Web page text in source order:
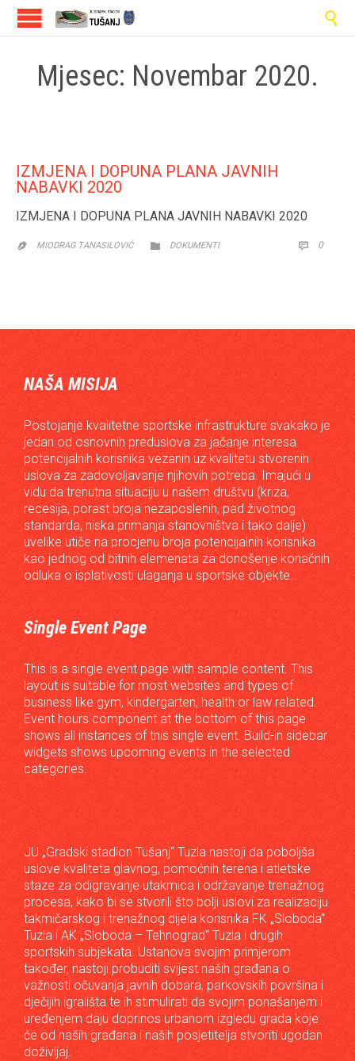

Mjesec: Novembar 2020.
IZMJENA I DOPUNA PLANA JAVNIH
NABAVKI 2020
IZMJENA I DOPUNA PLANA JAVNIH NABAVKI 2020
 MIODRAG TANASILOVIĆ  CATEGORY
DOKUMENTI  0
NAŠA MISIJA
Postojanje kvalitetne sportske infrastrukture svakako je
jedan od osnovnih preduslova za jačanje interesa
potencijalnih korisnika vezanih uz kvalitetu stvorenih
uslova za zadovoljavanje njihovih potreba. Imajući u
vidu da trenutna situaciju u našem društvu (kriza,
recesija, porast broja nezaposlenih, pad životnog
standarda, niska primanja stanovništva i tako dalje)
uvelike utiče na procjenu broja potencijalnih korisnika
kao jednog od bitnih elemenata za donošenje konačnih
odluka o isplativosti ulaganja u sportske objekte.
Single Event Page
This is a single event page with sample content. This
layout is suitable for most websites and types of
business like gym, kindergarten, health or law related.
Event hours component at the bottom of this page
shows all instances of this single event. Build-in sidebar
widgets shows upcoming events in the selected
categories.
JU „Gradski stadion Tušanj“ Tuzla nastoji da poboljša
uslove kvaliteta glavnog, pomoćnih terena i atletske
staze za odigravanje utakmica i održavanje trenažnog
procesa, kako bi se stvorili što bolji uslovi za realizaciju
takmičarskog i trenažnog dijela korisnika FK „Sloboda“
Tuzla i AK „Sloboda – Tehnograd“ Tuzla i drugih
sportskih subjekata. Ustanova svojim primjerom
također, nastoji probuditi svijest naših građana o
važnosti očuvanja javnih dobara, parkovskih površina i
dječijih igrališta te ih stimulirati da svojim ponašanjem i
uređenjem daju doprinos urbanom izgledu grada koje
će od naših građana i naših posjetitelja stvoriti ugodan
doživljaj.